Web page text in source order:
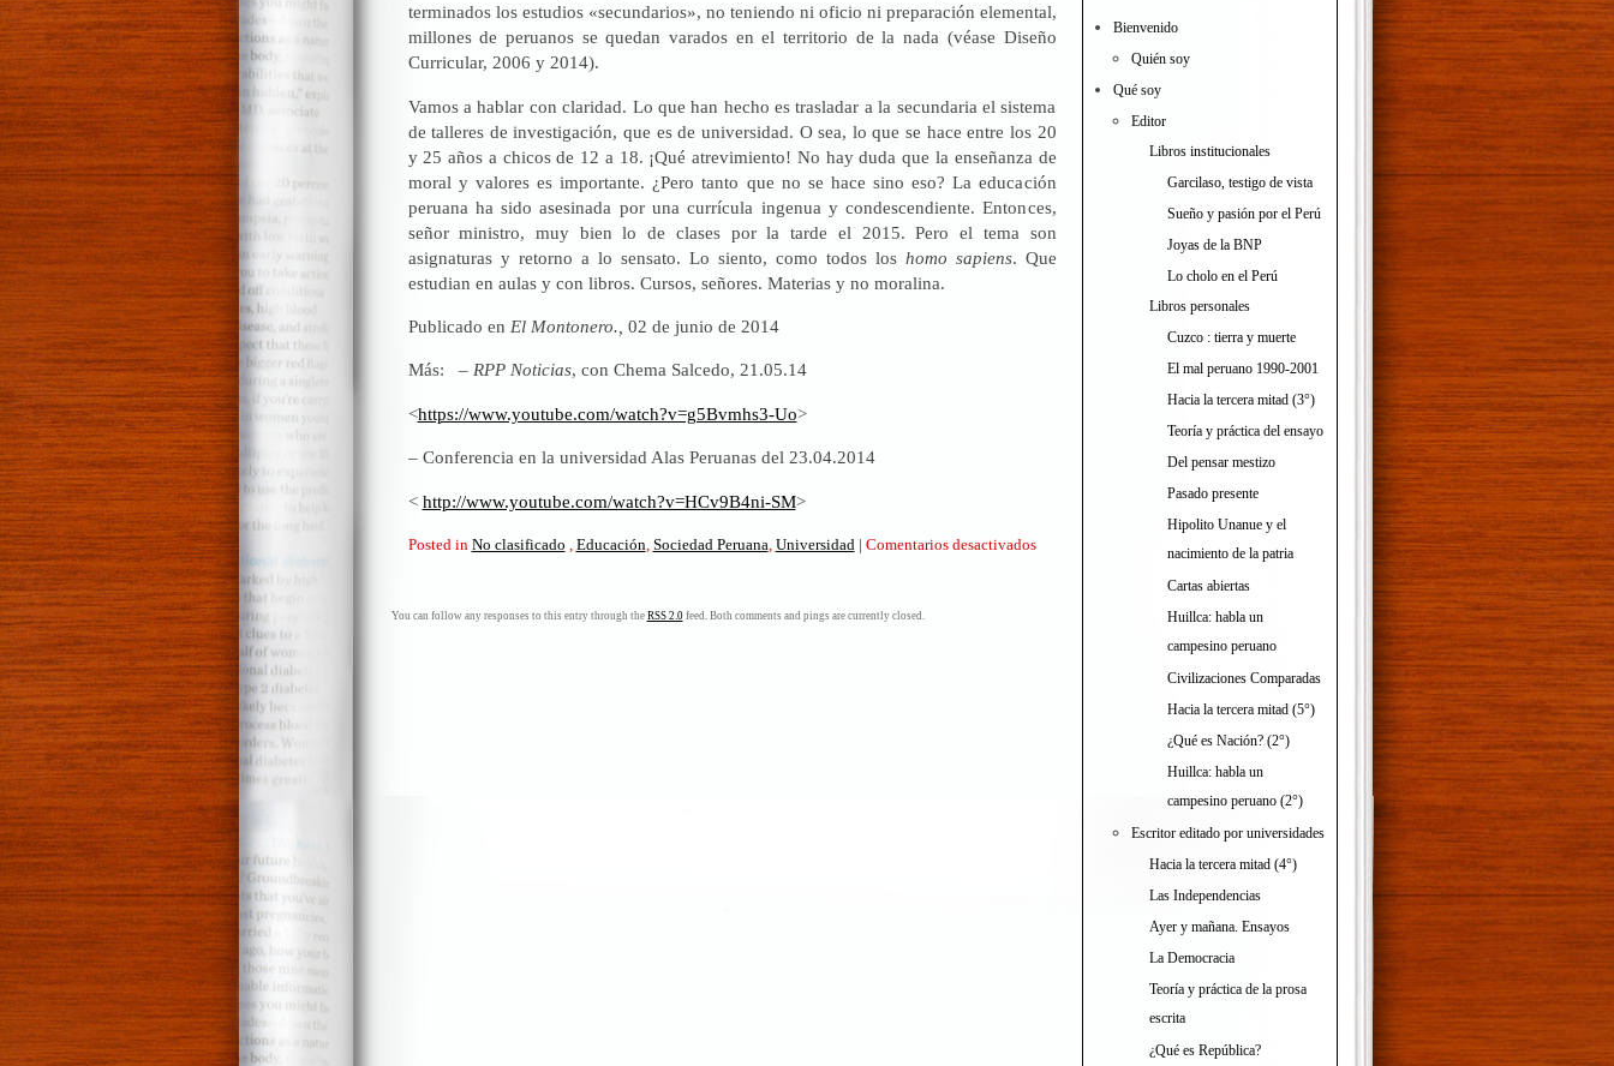
terminados los estudios «secundarios», no teniendo ni oficio ni preparación elemental,
millones de peruanos se quedan varados en el territorio de la nada (véase Diseño
Curricular, 2006 y 2014).
Vamos a hablar con claridad. Lo que han hecho es trasladar a la secundaria el sistema
de talleres de investigación, que es de universidad. O sea, lo que se hace entre los 20
y 25 años a chicos de 12 a 18. ¡Qué atrevimiento! No hay duda que la enseñanza de
moral y valores es importante. ¿Pero tanto que no se hace sino eso? La educación
peruana ha sido asesinada por una currícula ingenua y condescendiente. Entonces,
señor ministro, muy bien lo de clases por la tarde el 2015. Pero el tema son
asignaturas y retorno a lo sensato. Lo siento, como todos los homo sapiens. Que
estudian en aulas y con libros. Cursos, señores. Materias y no moralina.
Publicado en El Montonero., 02 de junio de 2014
Más: – RPP Noticias, con Chema Salcedo, 21.05.14
<https://www.youtube.com/watch?v=g5Bvmhs3-Uo>
– Conferencia en la universidad Alas Peruanas del 23.04.2014
< http://www.youtube.com/watch?v=HCv9B4ni-SM>
Posted in No clasificado , Educación, Sociedad Peruana, Universidad | Comentarios desactivadosen
You can follow any responses to this entry through the RSS 2.0feed. Both comments and pings are currently closed.
Bienvenido
Quién soy
Qué soy
Editor
Libros institucionales
Garcilaso, testigo de vista
Sueño y pasión por el Perú
Joyas de la BNP
Lo cholo en el Perú
Libros personales
Cuzco : tierra y muerte
El mal peruano 1990-2001
Hacia la tercera mitad (3°)
Teoría y práctica del ensayo
Del pensar mestizo
Pasado presente
Hipolito Unanue y el
nacimiento de la patria
Cartas abiertas
Huillca: habla un
campesino peruano
Civilizaciones Comparadas
Hacia la tercera mitad (5°)
¿Qué es Nación? (2°)
Huillca: habla un
campesino peruano (2°)
Escritor editado por universidades
Hacia la tercera mitad (4°)
Las Independencias
Ayer y mañana. Ensayos
La Democracia
Teoría y práctica de la prosa
escrita
¿Qué es República?